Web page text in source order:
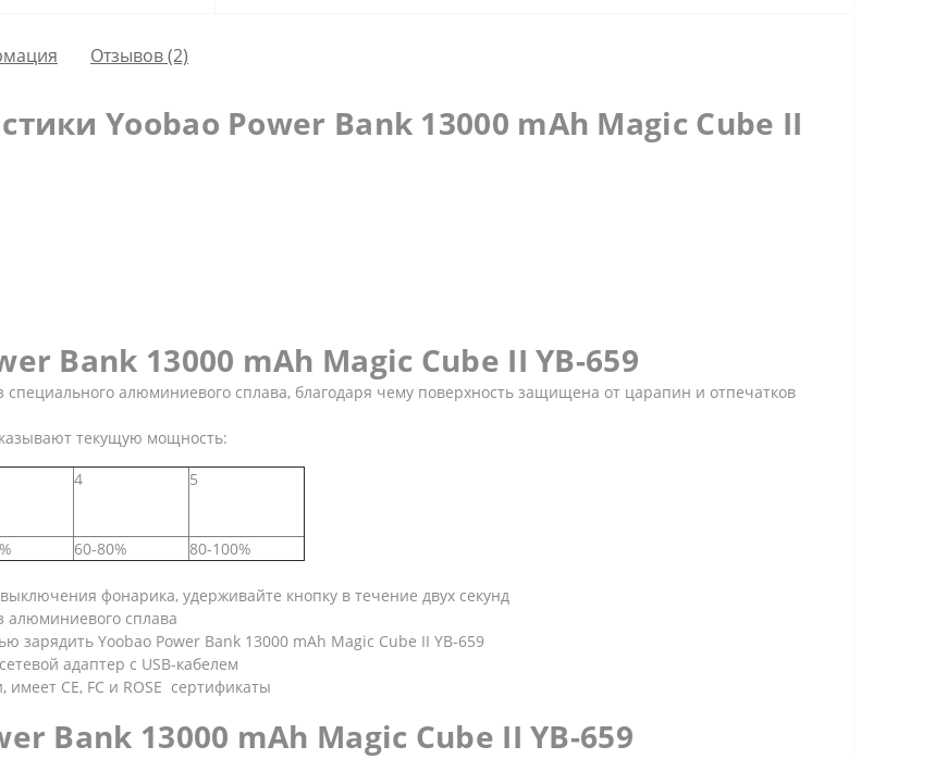
Отзывов (2)
Yoobao Power Bank 13000 mAh Magic Cube II
Bank 13000 mAh Magic Cube II YB-659
специального алюминиевого сплава, благодаря чему поверхность защищена от царапин и отпечатков
текущую мощность:
4 5
60-80% 80-100%
фонарика, удерживайте кнопку в течение двух секунд
алюминиевого сплава
зарядить Yoobao Power Bank 13000 mAh Magic Cube II YB-659
адаптер с USB-кабелем
имеет CE, FC и ROSE сертификаты
Bank 13000 mAh Magic Cube II YB-659